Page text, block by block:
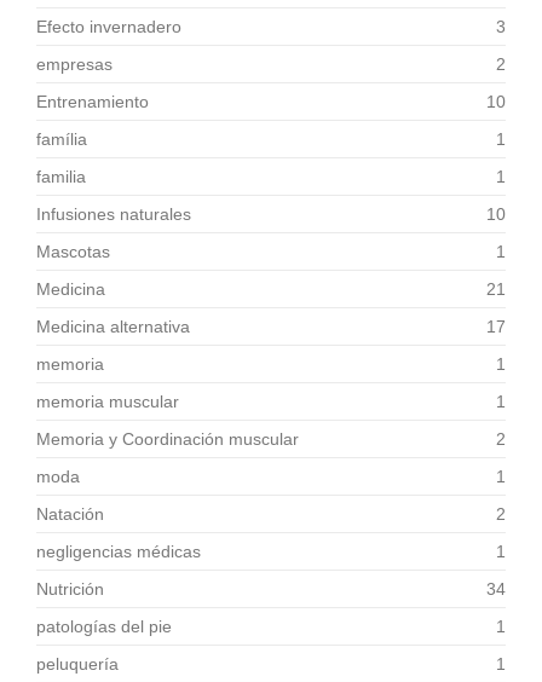
Efecto invernadero
3
empresas
2
Entrenamiento
10
família
1
familia
1
Infusiones naturales
10
Mascotas
1
Medicina
21
Medicina alternativa
17
memoria
1
memoria muscular
1
Memoria y Coordinación muscular
2
moda
1
Natación
2
negligencias médicas
1
Nutrición
34
patologías del pie
1
peluquería
1